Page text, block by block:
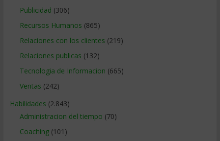
Publicidad (306)
Recursos Humanos (865)
Relaciones con los clientes (219)
Relaciones publicas (132)
Tecnologia de Informacion (665)
Ventas (242)
Habilidades (2.843)
Administracion del tiempo (70)
Coaching(101)